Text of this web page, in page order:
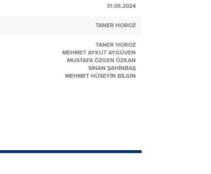
31.05.2024
TANER HOROZ
TANER HOROZ
MEHMET AYKUT AYGÜVEN
MUSTAFA ÖZGEN ÖZKAN
SİNAN ŞAHİNBAŞ
MEHMET HÜSEYİN BİLGİN